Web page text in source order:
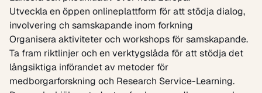
Utveckla en öppen onlineplattform för att stödja dialog,
involvering ch samskapande inom forkning
Organisera aktiviteter och workshops för samskapande.
Ta fram riktlinjer och en verktygslåda för att stödja det
långsiktiga införandet av metoder för
medborgarforskning och Research Service-Learning.